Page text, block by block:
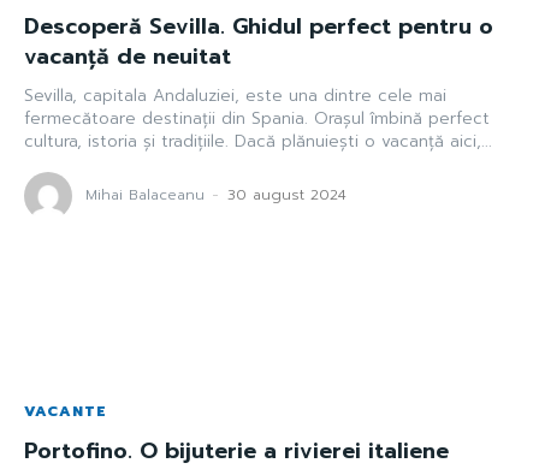
Descoperă Sevilla. Ghidul perfect pentru o
vacanță de neuitat
Sevilla, capitala Andaluziei, este una dintre cele mai
fermecătoare destinații din Spania. Orașul îmbină perfect
cultura, istoria și tradițiile. Dacă plănuiești o vacanță aici,...
Mihai Balaceanu - 30 august 2024
VACANTE
Portofino. O bijuterie a rivierei italiene